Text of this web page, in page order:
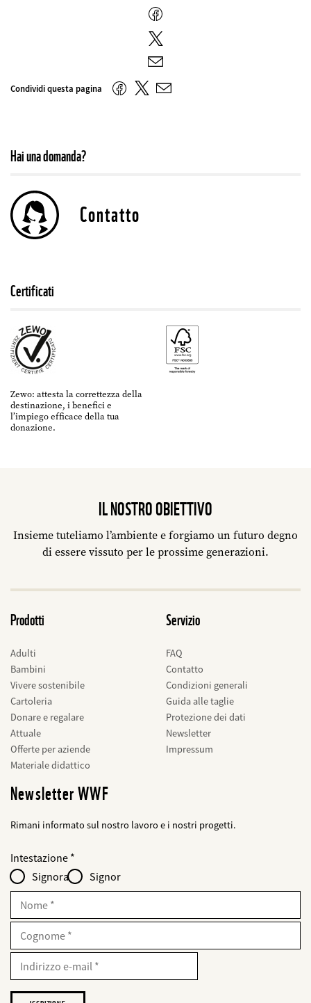
Facebook
Twitter
E-
mail
Condividi questa pagina FacebookTwitter
E-
Hai una domanda?
Contatto
Certificati
Zewo: attesta la correttezza della
destinazione, i benefici e
l’impiego efficace della tua
donazione.
IL NOSTRO OBIETTIVO
Insieme tuteliamo l’ambiente e forgiamo un futuro degno
di essere vissuto per le prossime generazioni.
Prodotti
Adulti
Bambini
Vivere sostenibile
Cartoleria
Donare e regalare
Attuale
Offerte per aziende
Materiale didattico
Servizio
FAQ
Contatto
Condizioni generali
Guida alle taglie
Protezione dei dati
Newsletter
Impressum
Newsletter WWF
Rimani informato sul nostro lavoro e i nostri progetti.
Infofelder
löschen
-
für
web2lead
Intestazione
Signora
Signor
Nome
Cognome
E-
Mail
Indirizzo
e-
mail
Desidero